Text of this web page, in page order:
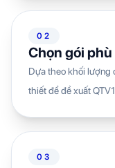
02
Chọn gói
Dựa theo khối lượng
thiết để đề xuất
03